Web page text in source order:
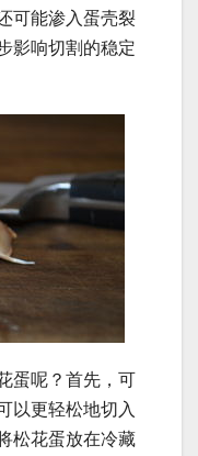
可能渗入蛋壳裂
影响切割的稳定
蛋呢？首先，可
以更轻松地切入
松花蛋放在冷藏